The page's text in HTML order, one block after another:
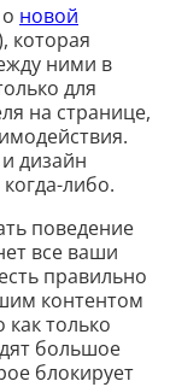
новой
которая
ними в
для
на странице,
дизайн
либо.
поведение
все ваши
правильно
контентом
только
большое
блокирует